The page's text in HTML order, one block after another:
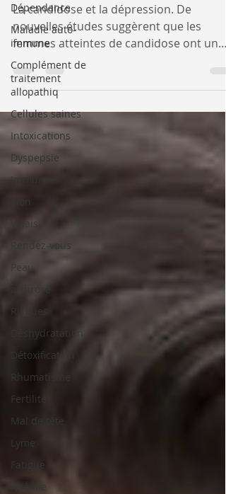
Dépendance
Maladie auto-
immune
Complément de
traitement
allopathiq
Cellules saines
Intoxications
Dyspepsie
Immunité
Valais
Rendez-vous
Peau
arthrose
Risques
Déshydratation
Détoxification
Rhumatisme
Fertilité
Mal de tête
Lyme
Fatigue
Anémie
La candidose et la dépression. De
nouvelles études suggèrent que les
femmes atteintes de candidose ont un
risque accru de dépression....